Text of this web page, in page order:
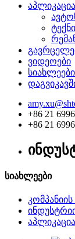
აპლიკაცია
ვიდეოები
სიახლეები
+86 21
+86 21
სიახლეები
აპლიკაცია